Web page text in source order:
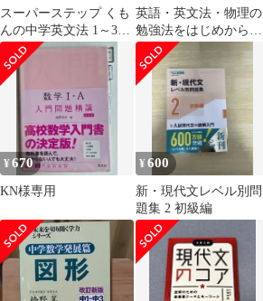
スーパーステップ くも
んの中学英文法 1～3年
基礎から受験まで 学習
本
英語・英文法・物理の
勉強法をはじめからて
いねいに 3冊セット
¥670
KN様専用
¥600
新・現代文レベル別問
題集 2 初級編